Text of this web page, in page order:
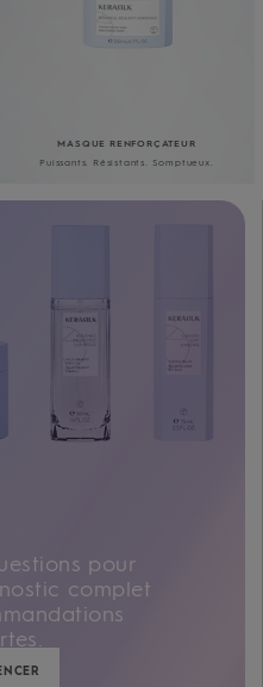
MASQUE RENFORÇATEUR
Puissants. Résistants. Somptueux.
pour
complet